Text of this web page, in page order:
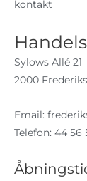
kontakt
Sylows Allé 21
2000
Email:
Telefon: 44 56